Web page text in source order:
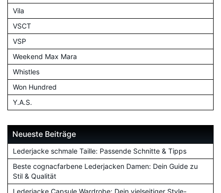
Vila
VSCT
VSP
Weekend Max Mara
Whistles
Won Hundred
Y.A.S.
Neueste Beiträge
Lederjacke schmale Taille: Passende Schnitte & Tipps
Beste cognacfarbene Lederjacken Damen: Dein Guide zu
Stil & Qualität
Lederjacke Capsule Wardrobe: Dein vielseitiger Style-